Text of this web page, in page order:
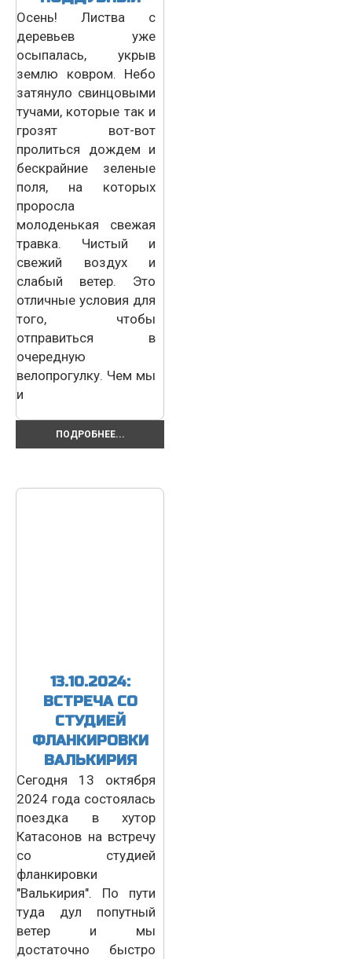
Осень! Листва с
деревьев уже
осыпалась, укрыв
землю ковром. Небо
затянуло свинцовыми
тучами, которые так и
грозят вот-вот
пролиться дождем и
бескрайние зеленые
поля, на которых
проросла
молоденькая свежая
травка. Чистый и
свежий воздух и
слабый ветер. Это
отличные условия для
того, чтобы
отправиться в
очередную
велопрогулку. Чем мы
и
ПОДРОБНЕЕ...
13.10.2024:
ВСТРЕЧА СО
СТУДИЕЙ
ФЛАНКИРОВКИ
ВАЛЬКИРИЯ
Сегодня 13 октября
2024 года состоялась
поездка в хутор
Катасонов на встречу
со студией
фланкировки
"Валькирия". По пути
туда дул попутный
ветер и мы
достаточно быстро